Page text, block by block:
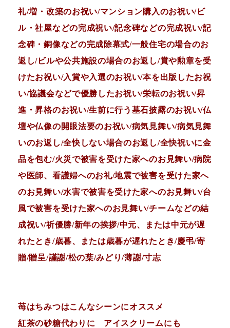
礼/増・改築のお祝い/マンション購入のお祝い/ビ
ル・社屋などの完成祝い/記念碑などの完成祝い/記
念碑・銅像などの完成除幕式/一般住宅の場合のお
返し/ビルや公共施設の場合のお返し/賞や勲章を受
けたお祝い/入賞や入選のお祝い/本を出版したお祝
い/協議会などで優勝したお祝い/栄転のお祝い/昇
進・昇格のお祝い/生前に行う墓石披露のお祝い/仏
壇や仏像の開眼法要のお祝い/病気見舞い/病気見舞
いのお返し/全快しない場合のお返し/全快祝いに金
品を包む/火災で被害を受けた家へのお見舞い/病院
や医師、看護婦へのお礼/地震で被害を受けた家へ
のお見舞い/水害で被害を受けた家へのお見舞い/台
風で被害を受けた家へのお見舞い/チームなどの結
成祝い/祈優勝/新年の挨拶/中元、または中元が遅
れたとき/歳暮、または歳暮が遅れたとき/慶弔/寄
贈/贈呈/謹謝/松の葉/みどり/薄謝/寸志
苺はちみつはこんなシーンにオススメ
紅茶の砂糖代わりに アイスクリームにも